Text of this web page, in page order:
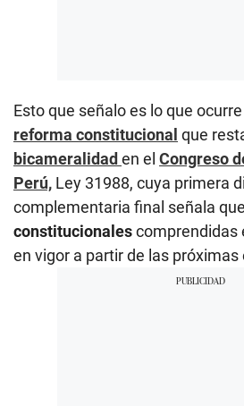
Esto que señalo es lo que
reforma constitucional que
bicameralidaden el Congreso
Perú, Ley 31988, cuya primera
complementaria final señala
constitucionalescomprendidas
en vigor a partir de las próximas